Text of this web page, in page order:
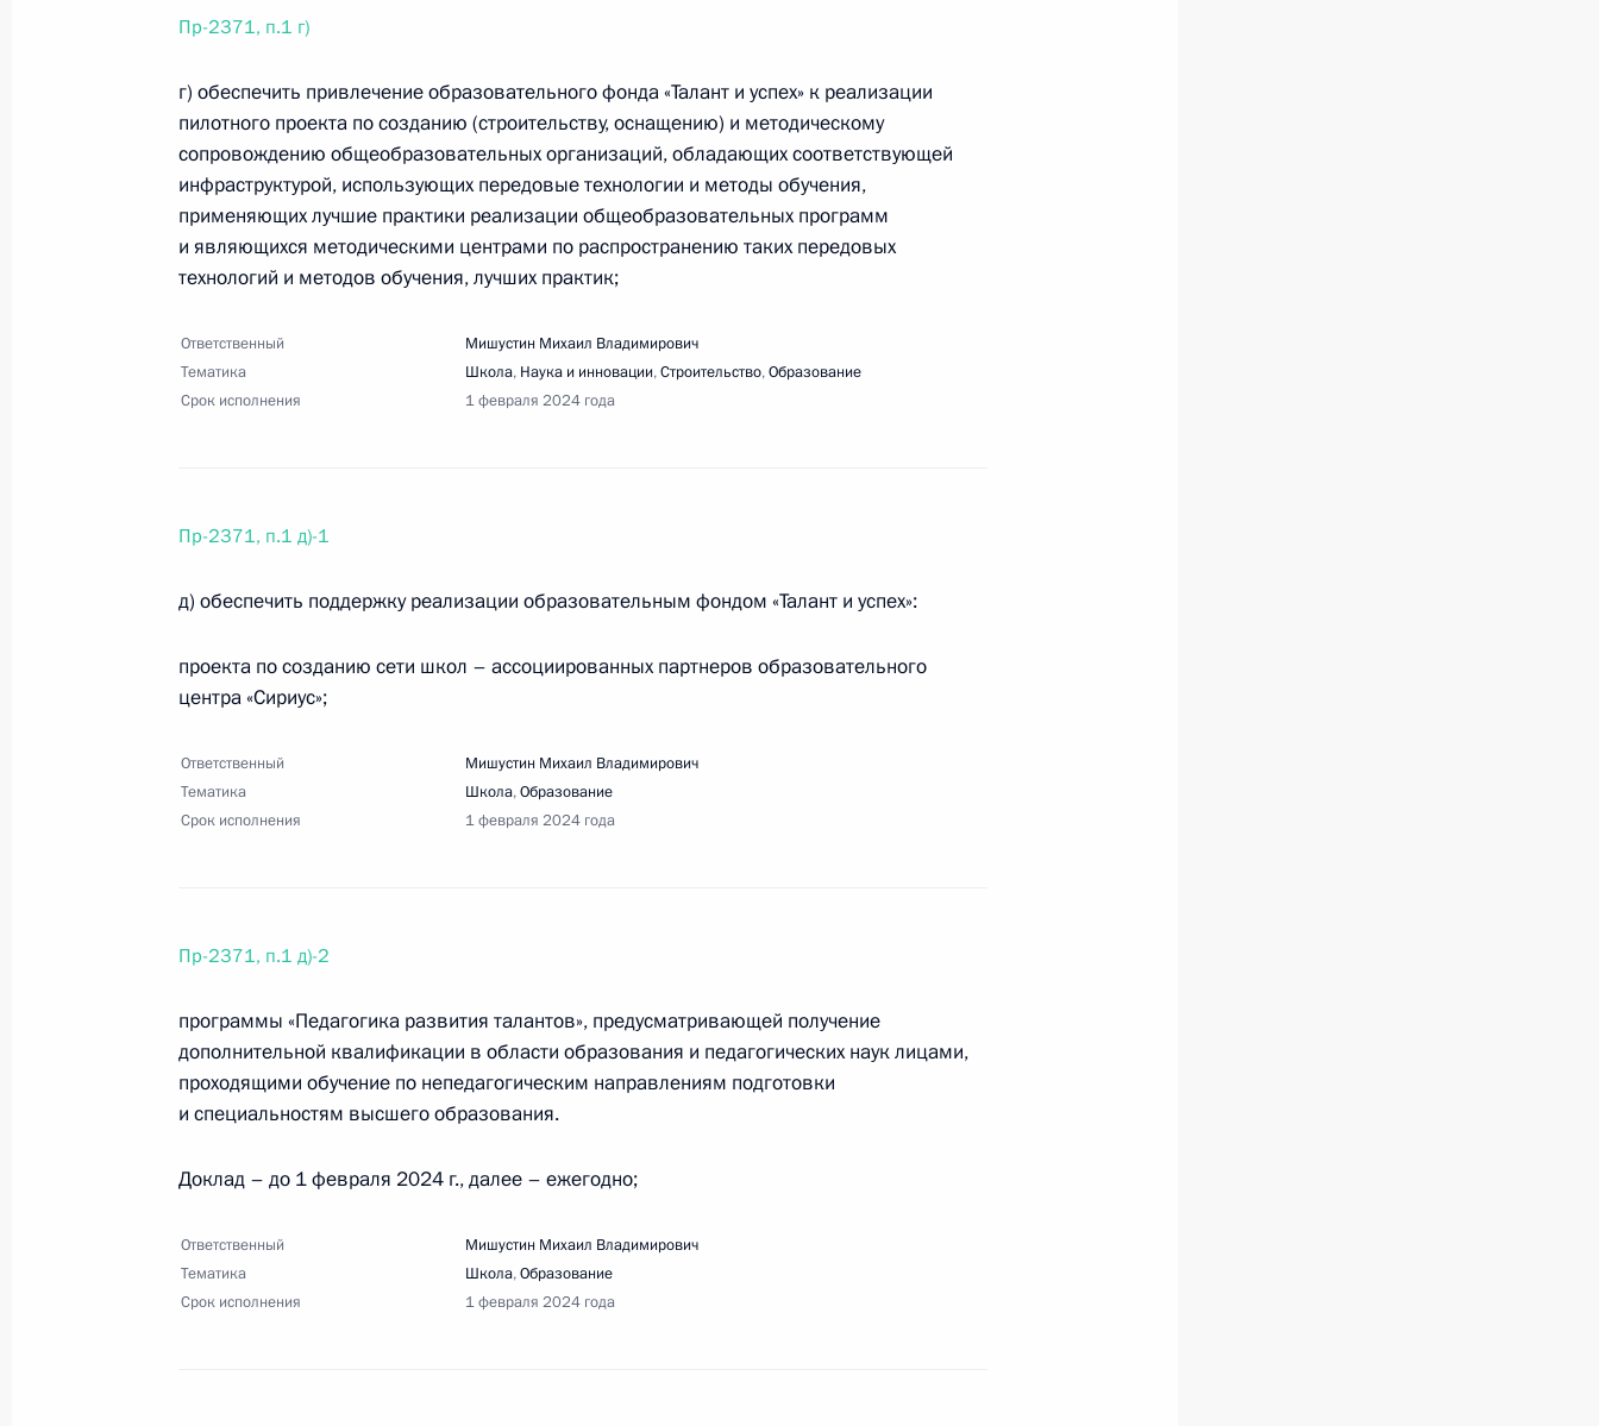
Перечень поручений по итогам совещания с членами Правительства
Перечень поручений по итогам расширенного заседания Президиума Госсовета
1 ноября 2023 года, 18:00 33 поручения
Перечень поручений по итогам встречи с молодыми учёными-ядерщиками
19 октября 2023 года, 19:00 7 поручений
развития Смоленской области
Перечень поручений по итогам совещания по вопросам социально-экономического
развития Красноярского края
Перечень поручений по итогам заседания Совета по стратегическому развитию
и национальным проектам
8 октября 2023 года, 18:00 7 поручений
Перечень поручений по итогам совещания с членами Правительства
3 октября 2023 года, 20:30 29 поручений
Пр-2371, п.1 г)
г) обеспечить привлечение образовательного фонда «Талант и успех» к реализации
пилотного проекта по созданию (строительству, оснащению) и методическому
сопровождению общеобразовательных организаций, обладающих соответствующей
инфраструктурой, использующих передовые технологии и методы обучения,
применяющих лучшие практики реализации общеобразовательных программ
и являющихся методическими центрами по распространению таких передовых
технологий и методов обучения, лучших практик;
Ответственный
Мишустин Михаил Владимирович
Тематика
Школа, Наука и инновации,Строительство,Образование
Срок исполнения
1 февраля 2024 года
Пр-2371, п.1 д)-1
д) обеспечить поддержку реализации образовательным фондом «Талант и успех»:
проекта по созданию сети школ – ассоциированных партнеров образовательного
центра «Сириус»;
Ответственный
Мишустин Михаил Владимирович
Тематика
Школа,Образование
Срок исполнения
1 февраля 2024 года
Пр-2371, п.1 д)-2
программы «Педагогика развития талантов», предусматривающей получение
дополнительной квалификации в области образования и педагогических наук лицами,
проходящими обучение по непедагогическим направлениям подготовки
и специальностям высшего образования.
Доклад – до 1 февраля 2024 г., далее – ежегодно;
Ответственный
Мишустин Михаил Владимирович
Тематика
Школа,Образование
Срок исполнения
1 февраля 2024 года